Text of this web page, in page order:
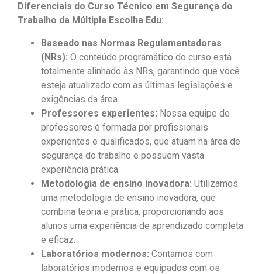
Diferenciais do Curso Técnico em Segurança do
Trabalho da Múltipla Escolha Edu:
Baseado nas Normas Regulamentadoras
(NRs): O conteúdo programático do curso está
totalmente alinhado às NRs, garantindo que você
esteja atualizado com as últimas legislações e
exigências da área.
Professores experientes: Nossa equipe de
professores é formada por profissionais
experientes e qualificados, que atuam na área de
segurança do trabalho e possuem vasta
experiência prática.
Metodologia de ensino inovadora: Utilizamos
uma metodologia de ensino inovadora, que
combina teoria e prática, proporcionando aos
alunos uma experiência de aprendizado completa
e eficaz.
Laboratórios modernos: Contamos com
laboratórios modernos e equipados com os